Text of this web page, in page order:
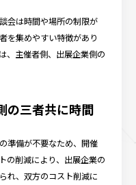
会は時間や場所の制限が
を集めやすい特徴があり
、主催者側、出展企業側の
の三者共に時間
準備が不要なため、開催
の削減により、出展企業の
れ、双方のコスト削減に